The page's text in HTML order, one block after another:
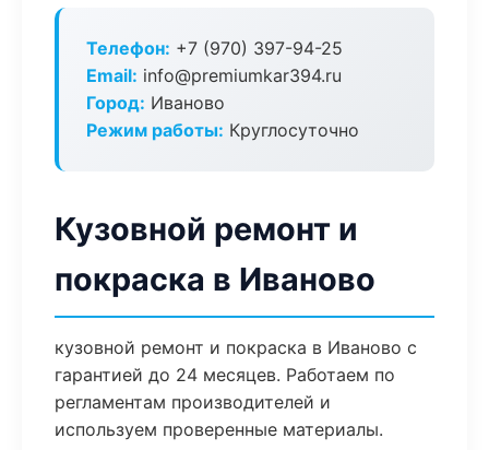
Телефон: +7 (970) 397-94-25
Email: info@premiumkar394.ru
Город: Иваново
Режим работы: Круглосуточно
Кузовной ремонт и
покраска в Иваново
кузовной ремонт и покраска в Иваново с
гарантией до 24 месяцев. Работаем по
регламентам производителей и
используем проверенные материалы.